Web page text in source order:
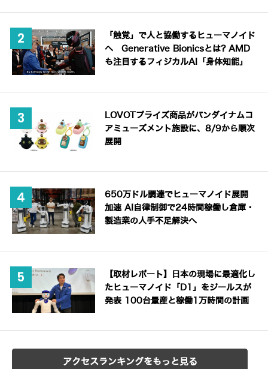
「触覚」で人と協働するヒューマノイド
へ Generative Bionicsとは? AMD
も注目するフィジカルAI「身体知能」
LOVOTプライズ商品がバンダイナムコ
アミューズメント施設に、8/9から順次
展開
650万ドル調達でヒューマノイド展開
加速 AI自律制御で24時間稼働し倉庫・
製造業の人手不足解決へ
【取材レポート】日本の現場に最適化し
たヒューマノイド「D1」をジールスが
発表 100台量産と稼働1万時間の計画
アクセスランキングをもっと見る